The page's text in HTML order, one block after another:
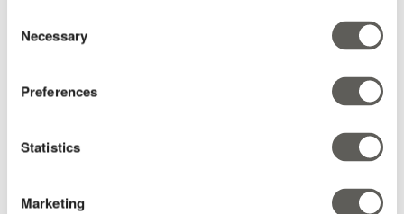
Selection
Necessary
Preferences
Statistics
Marketing
de flores y vegetales. Creció en la principal área de
Horticultura en los Países Bajos, Westland, donde estudió
en la Escuela de Horticultura y trabajó en la horticultura.
Como consultor, Pieter ayuda a mejorar la producción y
Pantallas climáticas